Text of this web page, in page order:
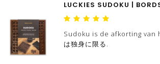
Dat is nou exact wat dit
LUCKIES SUDOKU |
Sudoku is de afkorting van
は独身に限る.